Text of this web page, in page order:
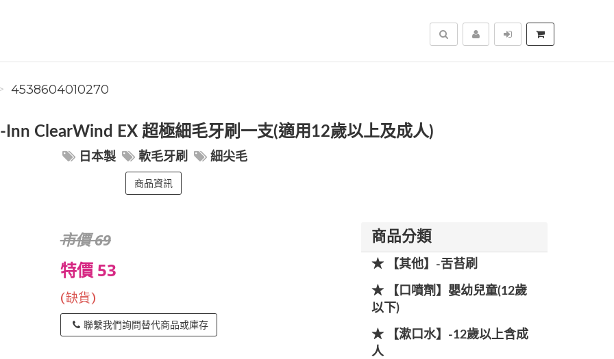
搜尋
4538604010270
ClearWind EX 超極細毛牙刷一支(適用12歲以上及成人)
日本製 軟毛牙刷 細尖毛
商品資訊
市價 69
特價 53
(缺貨)
聯繫我們詢問替代商品或庫存
商品分類
★ 【其他】-舌苔刷
★ 【口噴劑】嬰幼兒童(12歲
以下)
★ 【漱口水】-12歲以上含成
人